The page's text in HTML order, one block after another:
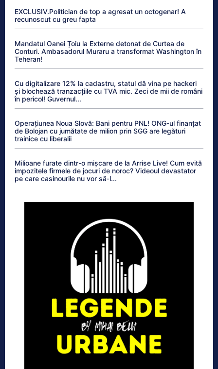
EXCLUSIV.Politician de top a agresat un octogenar! A
recunoscut cu greu fapta
Mandatul Oanei Țoiu la Externe detonat de Curtea de
Conturi. Ambasadorul Muraru a transformat Washington în
Teheran!
Cu digitalizare 12% la cadastru, statul dă vina pe hackeri
și blochează tranzacțiile cu TVA mic. Zeci de mii de români
în pericol! Guvernul...
Operațiunea Noua Slovă: Bani pentru PNL! ONG-ul finanțat
de Bolojan cu jumătate de milion prin SGG are legături
trainice cu liberalii
Milioane furate dintr-o mișcare de la Arrise Live! Cum evită
impozitele firmele de jocuri de noroc? Videoul devastator
pe care casinourile nu vor să-l...